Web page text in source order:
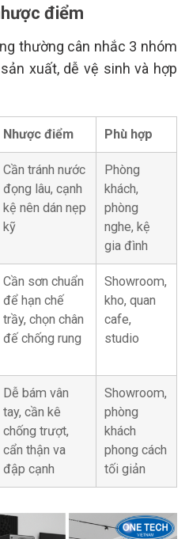
điểm
thường cân nhắc 3 nhóm
xuất, dễ vệ sinh và hợp
Nhược điểm Phù hợp
Cần tránh nước
đọng lâu, cạnh
kệ nên dán nẹp
kỹ
Phòng
khách,
phòng
nghe, kệ
gia đình
Cần sơn chuẩn
để hạn chế
trầy, chọn chân
đế chống rung
Showroom,
kho, quan
cafe,
studio
Dễ bám vân
tay, cần kê
chống trượt,
cẩn thận va
đập cạnh
Showroom,
phòng
khách
phong cách
tối giản